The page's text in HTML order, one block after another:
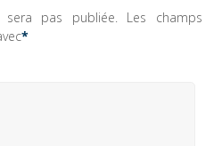
pas publiée. Les champs
*